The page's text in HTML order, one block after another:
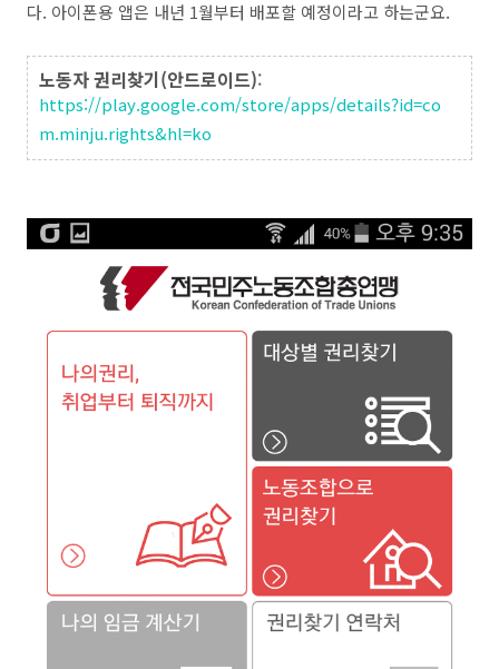
다. 아이폰용 앱은 내년 1월부터 배포할 예정이라고 하는군요.
노동자 권리찾기(안드로이드):
https://play.google.com/store/apps/details?id=co
m.minju.rights&hl=ko